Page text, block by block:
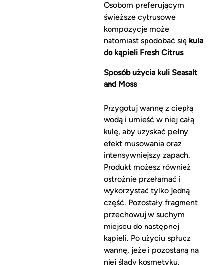
Osobom preferującym
świeższe cytrusowe
kompozycje może
natomiast spodobać się kula
do kąpieli Fresh Citrus.
Sposób użycia kuli Seasalt
and Moss
Przygotuj wannę z ciepłą
wodą i umieść w niej całą
kulę, aby uzyskać pełny
efekt musowania oraz
intensywniejszy zapach.
Produkt możesz również
ostrożnie przełamać i
wykorzystać tylko jedną
część. Pozostały fragment
przechowuj w suchym
miejscu do następnej
kąpieli. Po użyciu spłucz
wannę, jeżeli pozostaną na
niej ślady kosmetyku.